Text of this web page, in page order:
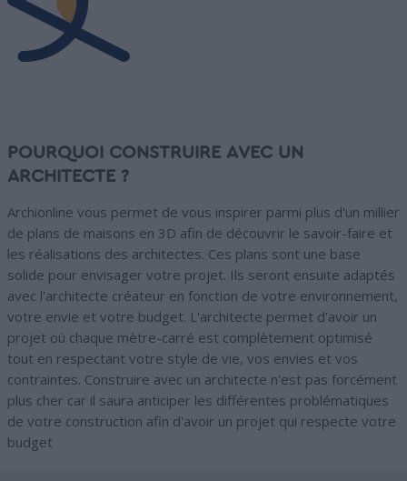
POURQUOI CONSTRUIRE AVEC UN
ARCHITECTE ?
Archionline vous permet de vous inspirer parmi plus d'un millier
de plans de maisons en 3D afin de découvrir le savoir-faire et
les réalisations des architectes. Ces plans sont une base
solide pour envisager votre projet. Ils seront ensuite adaptés
avec l'architecte créateur en fonction de votre environnement,
votre envie et votre budget. L'architecte permet d'avoir un
projet où chaque mètre-carré est complètement optimisé
tout en respectant votre style de vie, vos envies et vos
contraintes. Construire avec un architecte n'est pas forcément
plus cher car il saura anticiper les différentes problématiques
de votre construction afin d'avoir un projet qui respecte votre
budget